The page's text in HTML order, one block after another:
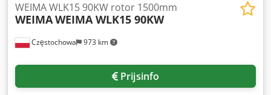
Częstochowa 973 km
WEIMA WLK15 90KW rotor 1500mm
WEIMAWEIMA WLK15 90KW
Prijsinfo